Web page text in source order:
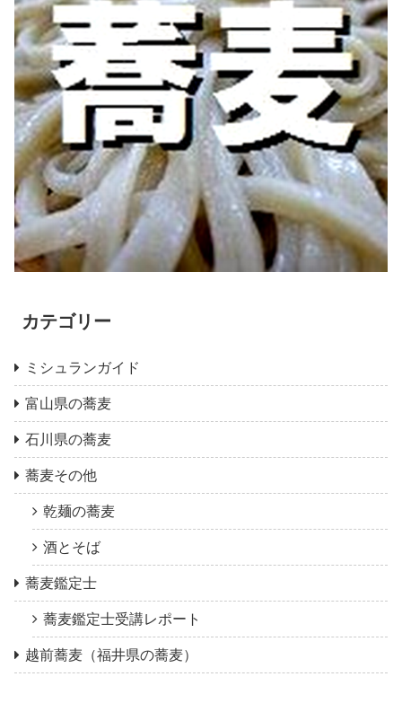
カテゴリー
ミシュランガイド
富山県の蕎麦
石川県の蕎麦
蕎麦その他
乾麺の蕎麦
酒とそば
蕎麦鑑定士
蕎麦鑑定士受講レポート
越前蕎麦（福井県の蕎麦）